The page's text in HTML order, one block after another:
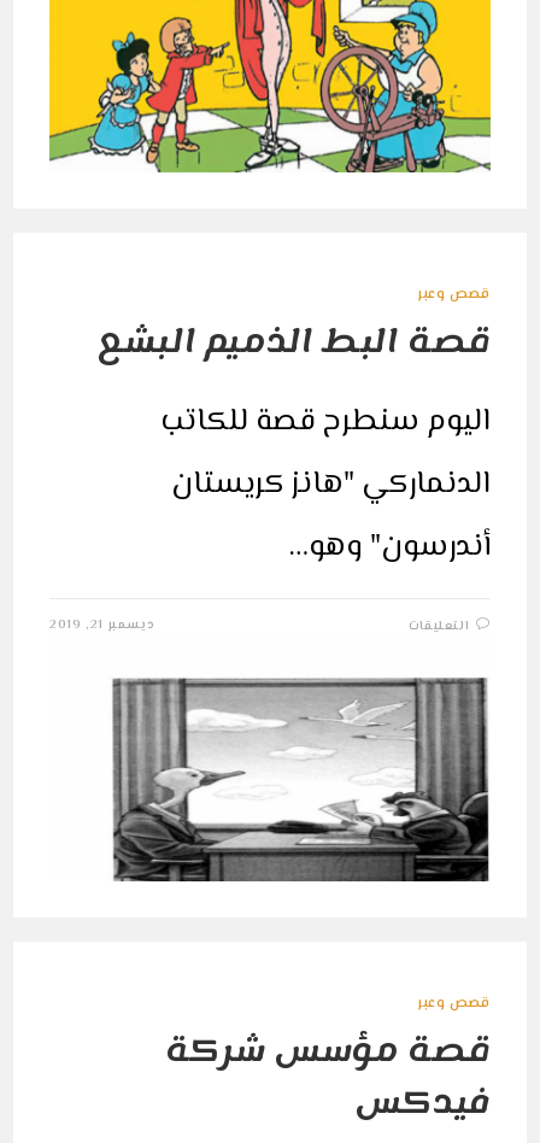
قصص وعبر
قصة البط الذميم البشع
اليوم سنطرح قصة للكاتب
الدنماركي "هانز كريستان
أندرسون" وهو…
التعليقات
البشع
مغلقة
ديسمبر 21, 2019
قصص وعبر
قصة مؤسس شركة
فيدكس